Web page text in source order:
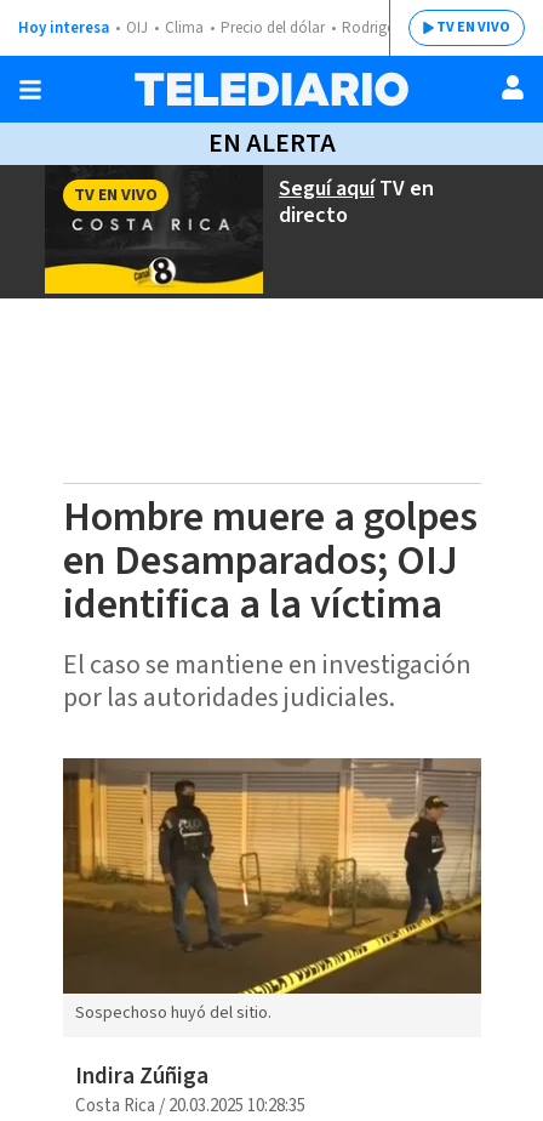
Hoy interesa OIJ Clima Precio del dólar Rodrigo ChavesTV EN VIVO
EN ALERTA
Seguí aquíTV en
directo
TV EN VIVO
Hombre muere a golpes
en Desamparados; OIJ
identifica a la víctima
El caso se mantiene en investigación
por las autoridades judiciales.
Sospechoso huyó del sitio.
Indira Zúñiga
Costa Rica /20.03.2025 10:28:35